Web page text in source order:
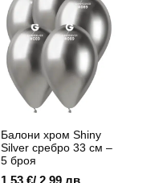
Балони хром Shiny
Silver сребро 33 см –
5 броя